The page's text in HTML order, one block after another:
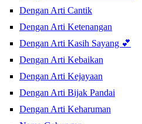
Dengan Arti Cantik
Dengan Arti Ketenangan
Dengan Arti Kasih Sayang 💕
Dengan Arti Kebaikan
Dengan Arti Kejayaan
Dengan Arti Bijak Pandai
Dengan Arti Keharuman